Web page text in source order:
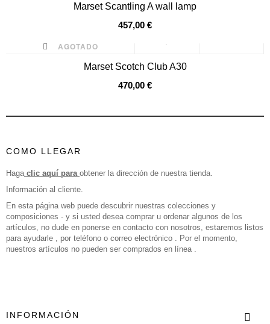
Marset Scantling A wall lamp
457,00 €
AGOTADO
Marset Scotch Club A30
470,00 €
COMO LLEGAR
Haga clic aquí para obtener la dirección de nuestra tienda.
Información al cliente.
En esta página web puede descubrir nuestras colecciones y
composiciones - y si usted desea comprar u ordenar algunos de los
artículos, no dude en ponerse en contacto con nosotros, estaremos listos
para ayudarle , por teléfono o correo electrónico . Por el momento,
nuestros artículos no pueden ser comprados en línea .
INFORMACIÓN